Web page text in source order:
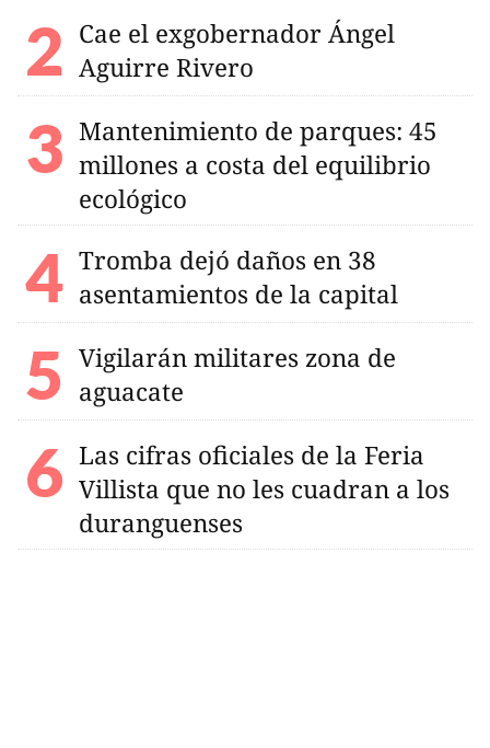
Cae el exgobernador Ángel
Aguirre Rivero
Mantenimiento de parques: 45
millones a costa del equilibrio
ecológico
Tromba dejó daños en 38
asentamientos de la capital
Vigilarán militares zona de
aguacate
Las cifras oficiales de la Feria
Villista que no les cuadran a los
duranguenses